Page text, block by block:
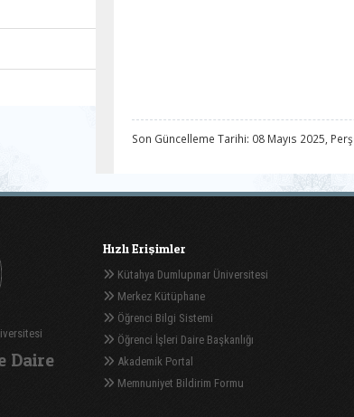
Son Güncelleme Tarihi: 08 Mayıs 2025,
Daire
Hızlı Erişimler
Kütahya Dumlupınar Üniversitesi
Merkez Kütüphane
Öğrenci Bilgi Sistemi
Öğrenci İşleri Daire Başkanlığı
Akademik Portal
Memnuniyet Bildirim Formu